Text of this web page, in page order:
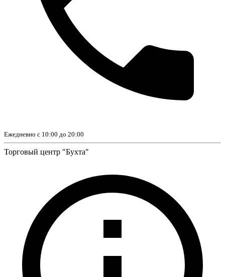
Ежедневно с 10:00 до 20:00
Торговый центр "Бухта"